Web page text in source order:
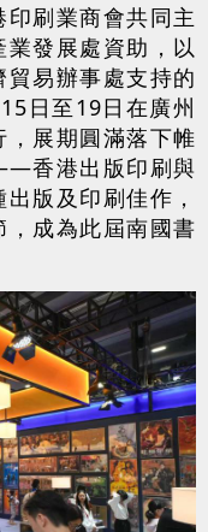
刷業商會共同主
發展處資助，以
易辦事處支持的
日至19日在廣州
展期圓滿落下帷
香港出版印刷與
版及印刷佳作，
成為此屆南國書